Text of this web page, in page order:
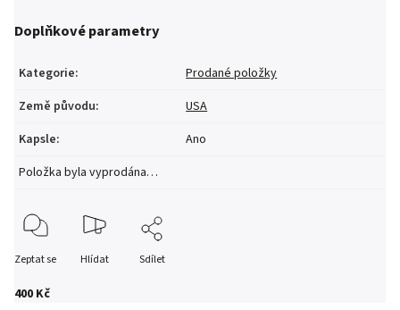
400 Kč
Doplňkové parametry
Kategorie:
Prodané položky
Země původu:
USA
Kapsle:
Ano
Položka byla vyprodána…
Zeptat se Hlídat Sdílet